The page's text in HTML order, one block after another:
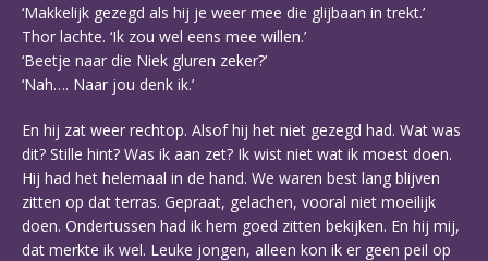
‘Makkelijk gezegd als hij je weer mee die glijbaan in trekt.’
Thor lachte. ‘Ik zou wel eens mee willen.’
‘Beetje naar die Niek gluren zeker?’
‘Nah…. Naar jou denk ik.’
En hij zat weer rechtop. Alsof hij het niet gezegd had. Wat was
dit? Stille hint? Was ik aan zet? Ik wist niet wat ik moest doen.
Hij had het helemaal in de hand. We waren best lang blijven
zitten op dat terras. Gepraat, gelachen, vooral niet moeilijk
doen. Ondertussen had ik hem goed zitten bekijken. En hij mij,
dat merkte ik wel. Leuke jongen, alleen kon ik er geen peil op